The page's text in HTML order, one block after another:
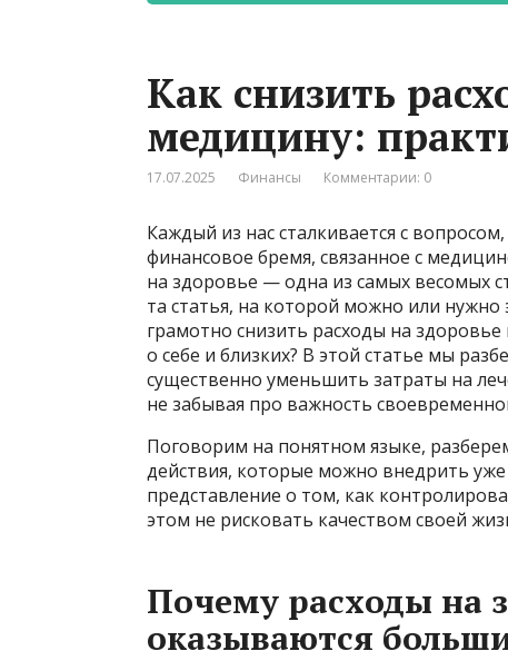
Как снизить
медицину:
17.07.2025 Финансы Комментарии: 0
Каждый из нас сталкивается с
финансовое бремя, связанное с
на здоровье — одна из самых весомых
та статья, на которой можно или
грамотно снизить расходы на
о себе и близких? В этой статье мы
существенно уменьшить затраты на
не забывая про важность
Поговорим на понятном языке,
действия, которые можно внедрить уже
представление о том, как
этом не рисковать качеством своей
Почему расходы на
оказываются